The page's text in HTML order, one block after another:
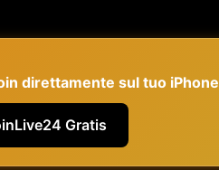
direttamente sul tuo iPhone
Gratis